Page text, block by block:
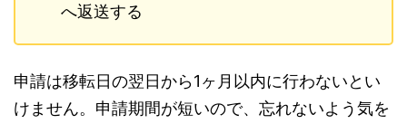
へ返送する
申請は移転日の翌日から1ヶ月以内に行わないとい
けません。申請期間が短いので、忘れないよう気を